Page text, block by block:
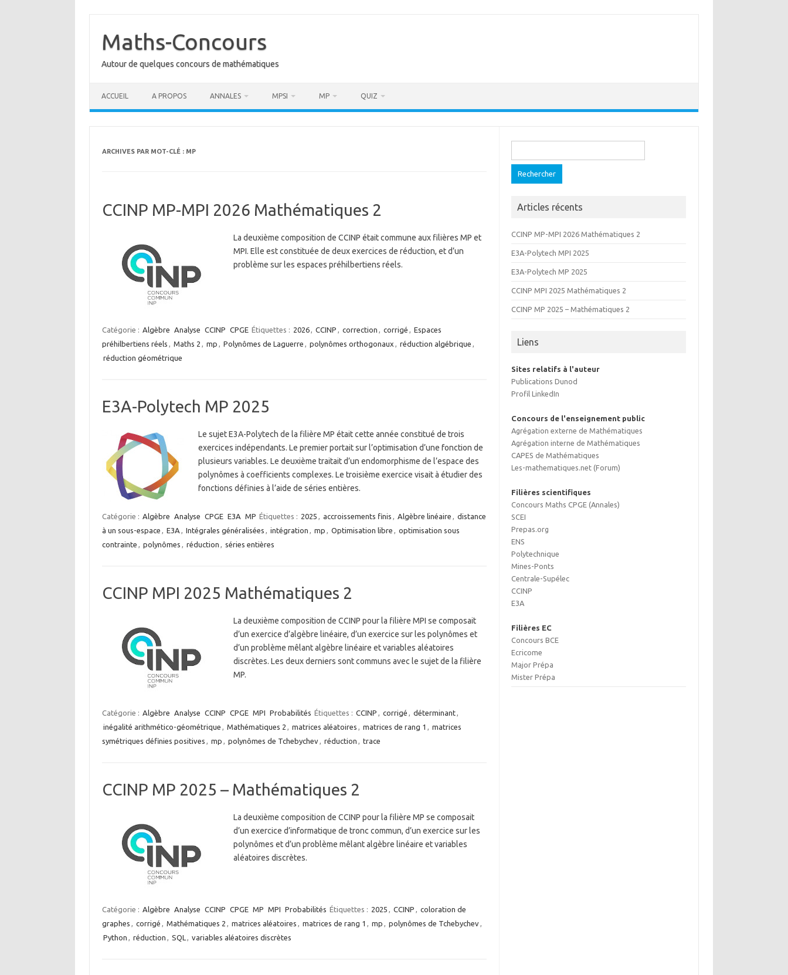
contenu
Maths-Concours
Autour de quelques concours de mathématiques
ACCUEIL A PROPOS ANNALES MPSI MP QUIZ
ARCHIVES PAR MOT-CLÉ : MP
CCINP MP-MPI 2026 Mathématiques 2
La deuxième composition de CCINP était commune aux filières MP et
MPI. Elle est constituée de deux exercices de réduction, et d’un
problème sur les espaces préhilbertiens réels.
Catégorie : Algèbre Analyse CCINP CPGE Étiquettes : 2026, CCINP , correction , corrigé , Espaces
préhilbertiens réels , Maths 2 , mp , Polynômes de Laguerre , polynômes orthogonaux , réduction algébrique ,
réduction géométrique
E3A-Polytech MP 2025
Le sujet E3A-Polytech de la filière MP était cette année constitué de trois
exercices indépendants. Le premier portait sur l’optimisation d’une fonction de
plusieurs variables. Le deuxième traitait d’un endomorphisme de l’espace des
polynômes à coefficients complexes. Le troisième exercice visait à étudier des
fonctions définies à l’aide de séries entières.
Catégorie : Algèbre Analyse CPGE E3A MP Étiquettes : 2025 , accroissements finis , Algèbre linéaire , distance
à un sous-espace , E3A , Intégrales généralisées , intégration , mp , Optimisation libre , optimisation sous
contrainte , polynômes , réduction , séries entières
CCINP MPI 2025 Mathématiques 2
La deuxième composition de CCINP pour la filière MPI se composait
d’un exercice d’algèbre linéaire, d’un exercice sur les polynômes et
d’un problème mêlant algèbre linéaire et variables aléatoires
discrètes. Les deux derniers sont communs avec le sujet de la filière
MP.
Catégorie : Algèbre Analyse CCINP CPGE MPI Probabilités Étiquettes : CCINP , corrigé , déterminant,
inégalité arithmético-géométrique , Mathématiques 2 , matrices aléatoires , matrices de rang 1 , matrices
symétriques définies positives , mp , polynômes de Tchebychev, réduction , trace
CCINP MP 2025 – Mathématiques 2
La deuxième composition de CCINP pour la filière MP se composait
d’un exercice d’informatique de tronc commun, d’un exercice sur les
polynômes et d’un problème mêlant algèbre linéaire et variables
aléatoires discrètes.
Catégorie : Algèbre Analyse CCINP CPGE MP MPI Probabilités Étiquettes : 2025 , CCINP , coloration de
graphes , corrigé , Mathématiques 2 , matrices aléatoires , matrices de rang 1 , mp , polynômes de Tchebychev,
Python , réduction , SQL , variables aléatoires discrètes
Articles récents
CCINP MP-MPI 2026 Mathématiques 2
E3A-Polytech MPI 2025
E3A-Polytech MP 2025
CCINP MPI 2025 Mathématiques 2
CCINP MP 2025 – Mathématiques 2
Liens
Sites relatifs à l'auteur
Publications Dunod
Profil LinkedIn
Concours de l'enseignement public
Agrégation externe de Mathématiques
Agrégation interne de Mathématiques
CAPES de Mathématiques
Les-mathematiques.net (Forum)
Filières scientifiques
Concours Maths CPGE (Annales)
SCEI
Prepas.org
ENS
Polytechnique
Mines-Ponts
Centrale-Supélec
CCINP
E3A
Filières EC
Concours BCE
Ecricome
Major Prépa
Mister Prépa